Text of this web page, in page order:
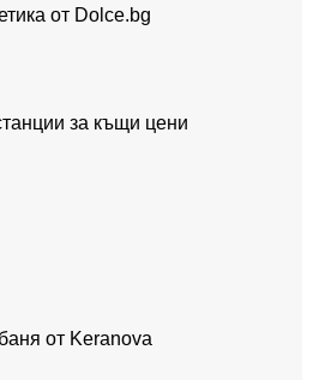
от Dolce.bg
за къщи цени
от Keranova